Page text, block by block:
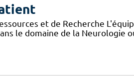
et de Recherche
le domaine de la Neurologie